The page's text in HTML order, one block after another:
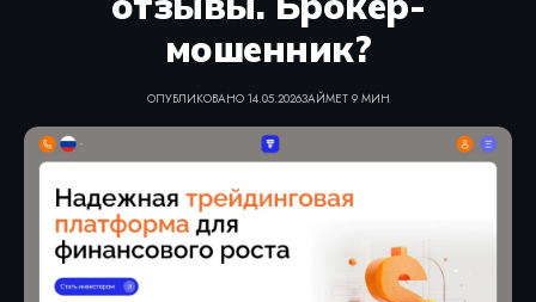
мошенник?
ОПУБЛИКОВАНО 14.05.2026ЗАЙМЕТ 9 МИН